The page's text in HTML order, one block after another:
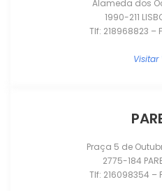
Alameda dos
1990-211
Tlf: 218968823 –
Visitar
Praça 5 de
2775-184
Tlf: 216098354 –